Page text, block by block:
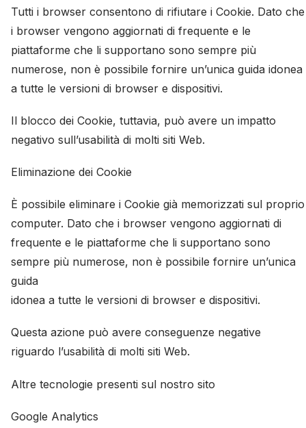
Tutti i browser consentono di rifiutare i Cookie. Dato che
i browser vengono aggiornati di frequente e le
piattaforme che li supportano sono sempre più
numerose, non è possibile fornire un’unica guida idonea
a tutte le versioni di browser e dispositivi.
Il blocco dei Cookie, tuttavia, può avere un impatto
negativo sull’usabilità di molti siti Web.
Eliminazione dei Cookie
È possibile eliminare i Cookie già memorizzati sul proprio
computer. Dato che i browser vengono aggiornati di
frequente e le piattaforme che li supportano sono
sempre più numerose, non è possibile fornire un’unica
guida
idonea a tutte le versioni di browser e dispositivi.
Questa azione può avere conseguenze negative
riguardo l’usabilità di molti siti Web.
Altre tecnologie presenti sul nostro sito
Google Analytics